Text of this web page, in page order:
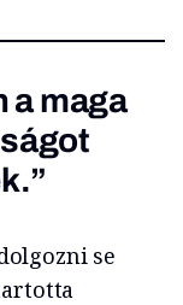
a maga
se